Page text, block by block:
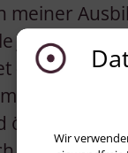
meiner
Jahre in der
– zuletzt
in einer
mich
Wir